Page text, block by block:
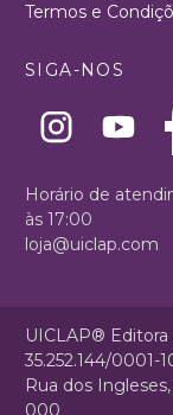
Termos e
SIGA-NOS
Horário de
às 17:00
loja@uiclap.com
UICLAP®
35.252.144/0001-
Rua dos
000